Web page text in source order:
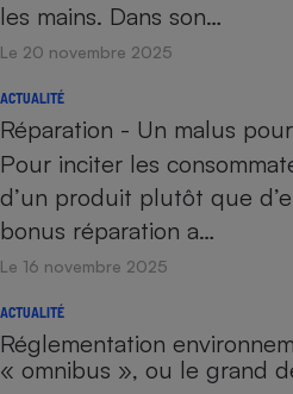
les mains. Dans son…
Le 20 novembre 2025
ACTUALITÉ
Réparation - Un malus
Pour inciter les
d’un produit plutôt que
bonus réparation a…
Le 16 novembre 2025
ACTUALITÉ
Réglementation
« omnibus », ou le grand